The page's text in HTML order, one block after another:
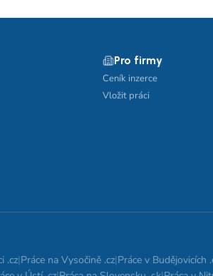
Pro firmy
Ceník inzerce
Vložit práci
.cz|Práce na Vysočině .cz|Práce v Budějovicích